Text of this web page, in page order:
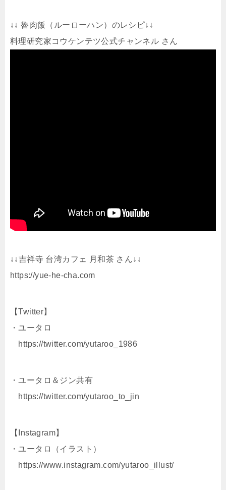
↓↓ 魯肉飯（ルーローハン）のレシピ↓↓
料理研究家コウケンテツ公式チャンネル さん
↓↓吉祥寺 台湾カフェ 月和茶 さん↓↓
https://yue-he-cha.com
【Twitter】
・ユータロ
https://twitter.com/yutaroo_1986
・ユータロ＆ジン共有
https://twitter.com/yutaroo_to_jin
【Instagram】
・ユータロ（イラスト）
https://www.instagram.com/yutaroo_illust/